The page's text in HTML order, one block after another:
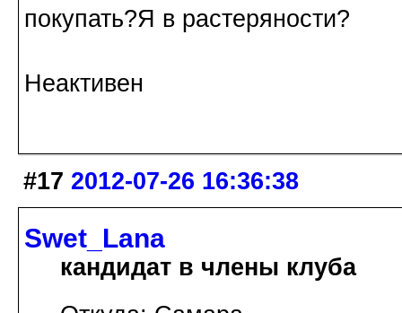
покупать?Я в растеряности?
Неактивен
#17 2012-07-26 16:36:38
Swet_Lana
кандидат в члены клуба